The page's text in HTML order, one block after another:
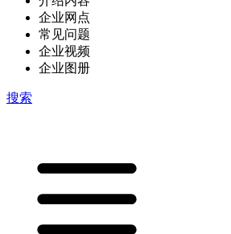
企业网点
常见问题
企业视频
企业图册
搜索